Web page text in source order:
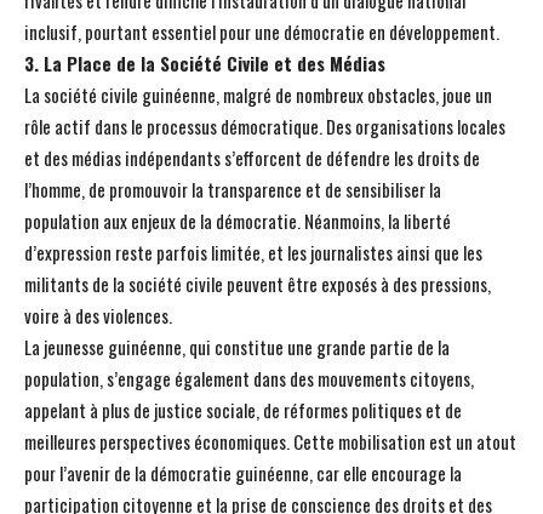
inclusif, pourtant essentiel pour une démocratie en développement.
3. La Place de la Société Civile et des Médias
La société civile guinéenne, malgré de nombreux obstacles, joue un
rôle actif dans le processus démocratique. Des organisations locales
et des médias indépendants s’efforcent de défendre les droits de
l’homme, de promouvoir la transparence et de sensibiliser la
population aux enjeux de la démocratie. Néanmoins, la liberté
d’expression reste parfois limitée, et les journalistes ainsi que les
militants de la société civile peuvent être exposés à des pressions,
voire à des violences.
La jeunesse guinéenne, qui constitue une grande partie de la
population, s’engage également dans des mouvements citoyens,
appelant à plus de justice sociale, de réformes politiques et de
meilleures perspectives économiques. Cette mobilisation est un atout
pour l’avenir de la démocratie guinéenne, car elle encourage la
participation citoyenne et la prise de conscience des droits et des